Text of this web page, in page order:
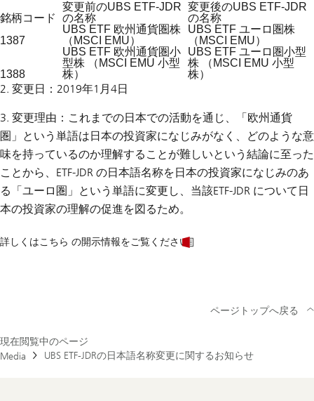
銘柄コード
変更前のUBS ETF-JDR
の名称
変更後のUBS ETF-JDR
の名称
1387
UBS ETF 欧州通貨圏株
（MSCI EMU）
UBS ETF ユーロ圏株
（MSCI EMU）
1388
UBS ETF 欧州通貨圏小
型株 （MSCI EMU 小型
株）
UBS ETF ユーロ圏小型
株 （MSCI EMU 小型
株）
2. 変更日：2019年1月4日
3. 変更理由：これまでの日本での活動を通じ、「欧州通貨
圏」という単語は日本の投資家になじみがなく、どのような意
味を持っているのか理解することが難しいという結論に至った
ことから、ETF-JDR の日本語名称を日本の投資家になじみのあ
る「ユーロ圏」という単語に変更し、当該ETF-JDR について日
本の投資家の理解の促進を図るため。
詳しくはこちら の開示情報をご覧ください。
現在閲覧中のページ
Media
UBS ETF-JDRの日本語名称変更に関するお知らせ
ページトップへ戻る